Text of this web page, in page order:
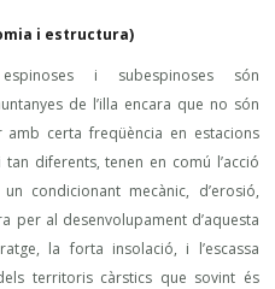
i estructura)
i subespinoses són
de l’illa encara que no són
amb certa freqüència en estacions
diferents, tenen en comú l’acció
condicionant mecànic, d’erosió,
per al desenvolupament d’aquesta
la forta insolació, i l’escassa
territoris càrstics que sovint és